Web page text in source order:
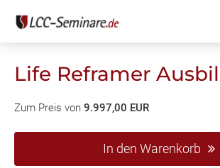
Life Reframer
Zum Preis von 9.997,00 EUR
In den Warenkorb